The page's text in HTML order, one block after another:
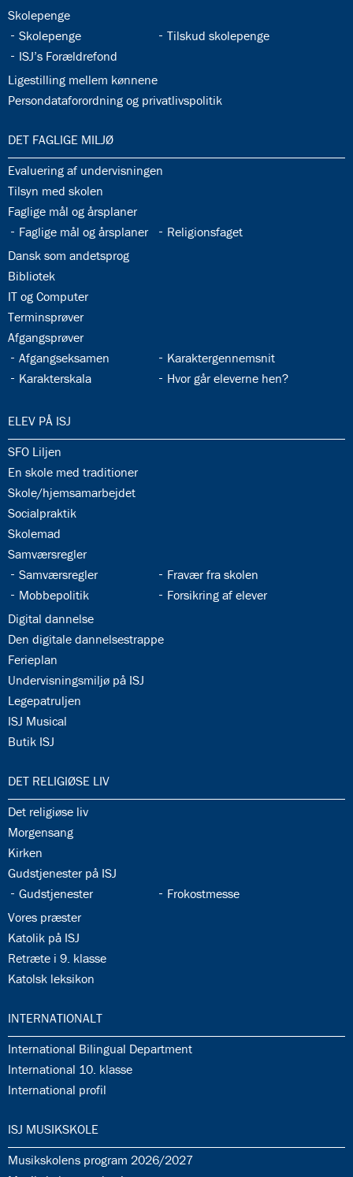
32.32:
Skolepenge
32.33:
Skolepenge 32.34:
Tilskud skolepenge
32.35:
ISJ’s Forældrefond
32.36:
Ligestilling mellem kønnene
32.37:
Persondataforordning og privatlivspolitik
33.0:
DET FAGLIGE MILJØ
33.1:
Evaluering af undervisningen
33.2:
Tilsyn med skolen
33.3:
Faglige mål og årsplaner
33.4:
Faglige mål og årsplaner 33.5:
Religionsfaget
33.6:
Dansk som andetsprog
33.7:
Bibliotek
33.8:
IT og Computer
33.9:
Terminsprøver
33.10:
Afgangsprøver
33.11:
Afgangseksamen 33.12:
Karaktergennemsnit
33.13:
Karakterskala 33.14:
Hvor går eleverne hen?
34.0:
ELEV PÅ ISJ
34.1:
SFO Liljen
34.2:
En skole med traditioner
34.3:
Skole/hjemsamarbejdet
34.4:
Socialpraktik
34.5:
Skolemad
34.6:
Samværsregler
34.7:
Samværsregler 34.8:
Fravær fra skolen
34.9:
Mobbepolitik 34.10:
Forsikring af elever
34.11:
Digital dannelse
34.12:
Den digitale dannelsestrappe
34.13:
Ferieplan
34.14:
Undervisningsmiljø på ISJ
34.15:
Legepatruljen
34.16:
ISJ Musical
34.17:
Butik ISJ
35.0:
DET RELIGIØSE LIV
35.1:
Det religiøse liv
35.2:
Morgensang
35.3:
Kirken
35.4:
Gudstjenester på ISJ
35.5:
Gudstjenester 35.6:
Frokostmesse
35.7:
Vores præster
35.8:
Katolik på ISJ
35.9:
Retræte i 9. klasse
35.10:
Katolsk leksikon
36.0:
INTERNATIONALT
36.1:
International Bilingual Department
36.2:
International 10. klasse
36.3:
International profil
37.0:
ISJ MUSIKSKOLE
37.1:
Musikskolens program 2026/2027